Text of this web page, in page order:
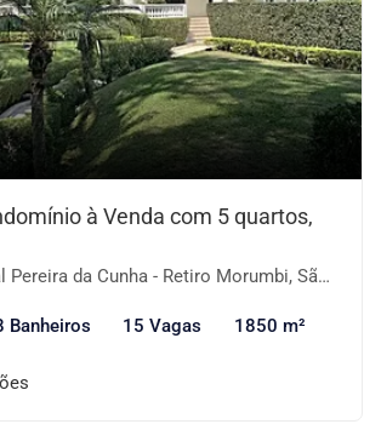
à Venda com 5 quartos,
da Cunha - Retiro Morumbi, São Paulo-SP
Banheiros 15 Vagas 1850 m²